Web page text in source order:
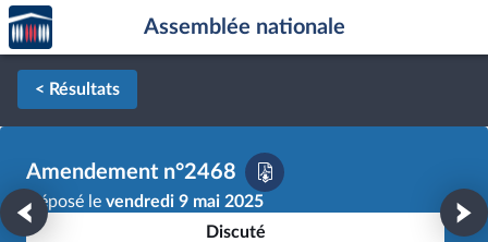
Aller au contenu
Aller en bas de la page
Accèder
à la
page
d'accueil
Assemblée nationale
< Résultats
Amendement n°2468
Déposé le vendredi 9 mai 2025
Discuté